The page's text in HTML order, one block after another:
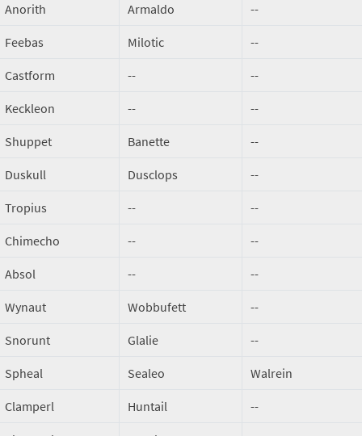
Anorith Armaldo --
Feebas Milotic --
Castform -- --
Keckleon -- --
Shuppet Banette --
Duskull Dusclops --
Tropius -- --
Chimecho -- --
Absol -- --
Wynaut Wobbufett --
Snorunt Glalie --
Spheal Sealeo Walrein
Clamperl Huntail --